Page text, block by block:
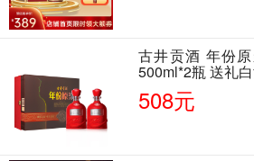
古井贡酒 年份
500ml*2瓶 送礼
508元